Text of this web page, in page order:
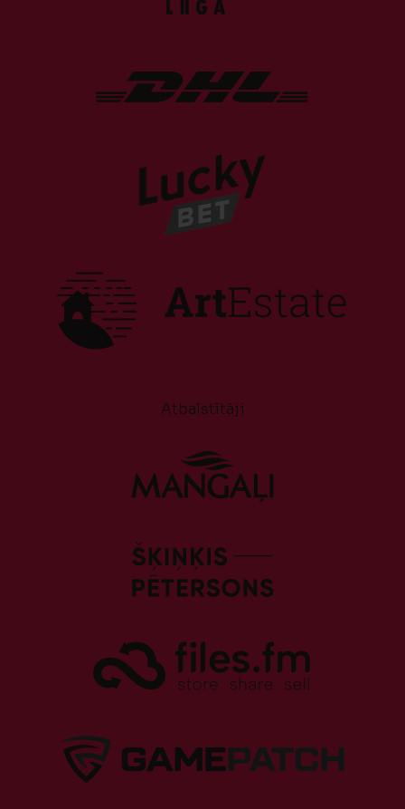
Atbalstītāji